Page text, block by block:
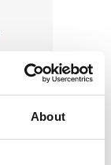
About